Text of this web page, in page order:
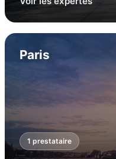
Paris
1 prestataire